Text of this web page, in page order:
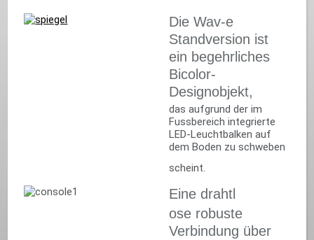
Die Wav-e
Standversion ist
ein begehrliches
Bicolor-
Designobjekt,
das aufgrund der im
Fussbereich integrierte
LED-Leuchtbalken auf
dem Boden zu schweben
scheint.
Eine drahtl
ose robuste
Verbindung über